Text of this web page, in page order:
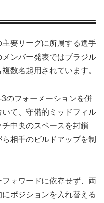
要リーグに所属する選手
ンバー発表ではブラジル
数名起用されています。
のフォーメーションを併
て、守備的ミッドフィル
中央のスペースを封鎖
相手のビルドアップを制
ォワードに依存せず、両
ポジションを入れ替える